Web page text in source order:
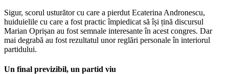
Sigur, scorul usturător cu care a pierdut Ecaterina Andronescu,
huiduielile cu care a fost practic împiedicat să își țină discursul
Marian Oprișan au fost semnale interesante în acest congres. Dar
mai degrabă au fost rezultatul unor reglări personale în interiorul
partidului.
Un final previzibil, un partid viu